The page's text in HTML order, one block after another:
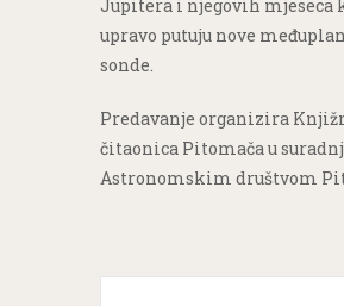
Jupitera i njegovih mjeseca
upravo putuju nove
sonde.
Predavanje organizira
čitaonica Pitomača u
Astronomskim društvom